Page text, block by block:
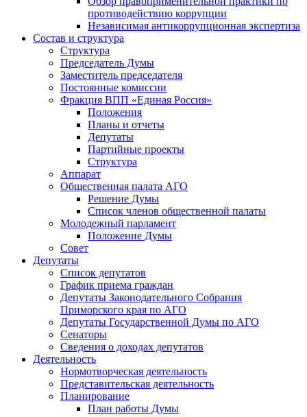
противодействию коррупции
Независимая антикоррупционная экспертиза
Состав и структура
Структура
Председатель Думы
Заместитель председателя
Постоянные комиссии
Фракция ВПП «Единая Россия»
Положения
Планы и отчеты
Депутаты
Партийные проекты
Структура
Аппарат
Общественная палата АГО
Решение Думы
Список членов общественной палаты
Молодежный парламент
Положение Думы
Совет
Депутаты
Список депутатов
График приема граждан
Депутаты Законодательного Собрания
Приморского края по АГО
Депутаты Государственной Думы по АГО
Сенаторы
Сведения о доходах депутатов
Деятельность
Нормотворческая деятельность
Представительская деятельность
Планирование
План работы Думы